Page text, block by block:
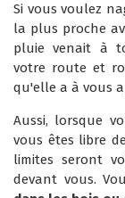
Si vous voulez
la plus proche
pluie venait à
votre route et
qu'elle a à vous
Aussi, lorsque
vous êtes libre
limites seront
devant vous.